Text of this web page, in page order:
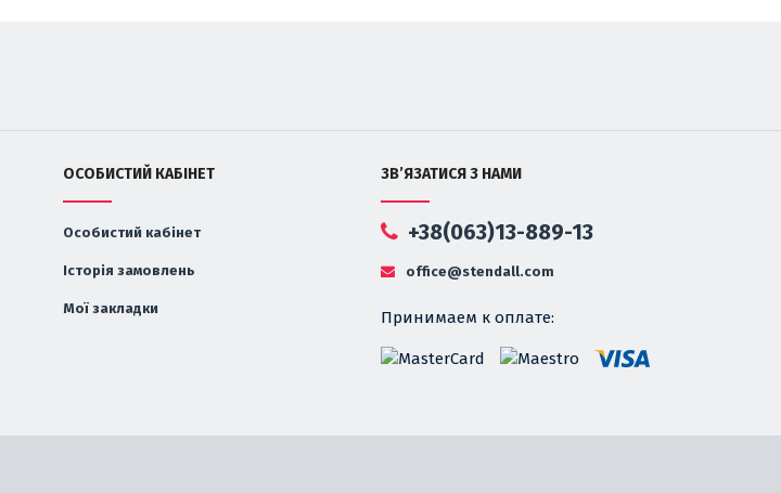
ОСОБИСТИЙ КАБІНЕТ
Особистий кабінет
Історія замовлень
Мої закладки
ЗВ’ЯЗАТИСЯ З НАМИ
+38(063)13-889-13
office@stendall.com
Принимаем к оплате: